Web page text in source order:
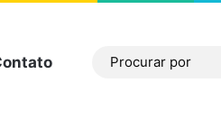
Barra Lateral